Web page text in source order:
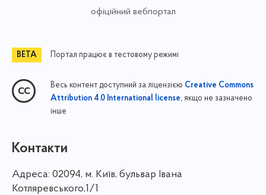
офіційний вебпортал
Портал працює в тестовому режимі
Весь контент доступний за ліцензією Creative Commons
Attribution 4.0 International license, якщо не зазначено
інше
Контакти
Адреса: 02094, м. Київ, бульвар Івана
Котляревського,1/1